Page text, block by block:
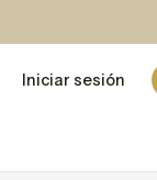
Iniciar sesión